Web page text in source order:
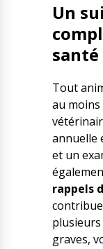
Un
santé
Tout
au
annuelle
et un
rappels
graves,